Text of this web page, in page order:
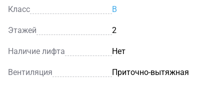
Класс B
Этажей 2
Наличие лифта Нет
Вентиляция Приточно-вытяжная